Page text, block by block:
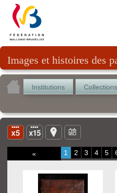
Images et histoires des
Institutions Collections
« 1 2 3 4 5